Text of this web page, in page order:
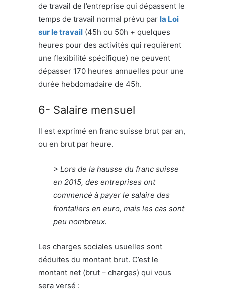
de travail de l’entreprise qui dépassent le
temps de travail normal prévu par la Loi
sur le travail (45h ou 50h + quelques
heures pour des activités qui requièrent
une flexibilité spécifique) ne peuvent
dépasser 170 heures annuelles pour une
durée hebdomadaire de 45h.
6- Salaire mensuel
Il est exprimé en franc suisse brut par an,
ou en brut par heure.
> Lors de la hausse du franc suisse
en 2015, des entreprises ont
commencé à payer le salaire des
frontaliers en euro, mais les cas sont
peu nombreux.
Les charges sociales usuelles sont
déduites du montant brut. C’est le
montant net (brut – charges) qui vous
sera versé :